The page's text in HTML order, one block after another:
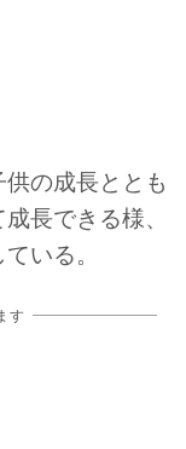
の成長ととも
長できる様、
いる。
す